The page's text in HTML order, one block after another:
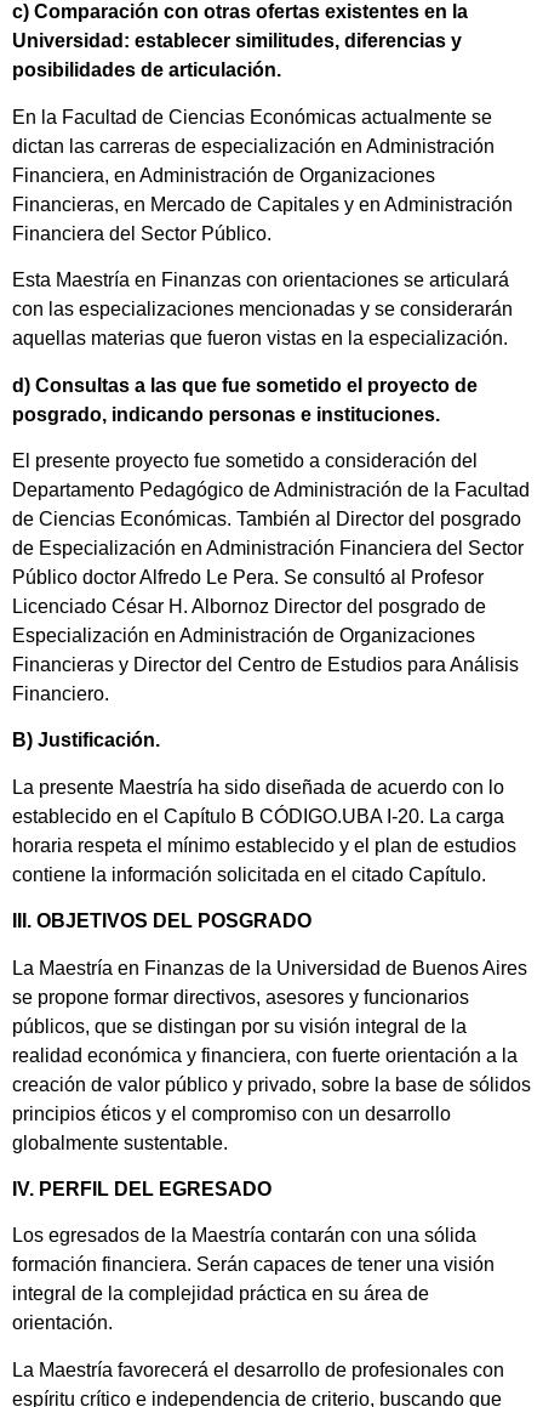
c) Comparación con otras ofertas existentes en la
Universidad: establecer similitudes, diferencias y
posibilidades de articulación.
En la Facultad de Ciencias Económicas actualmente se
dictan las carreras de especialización en Administración
Financiera, en Administración de Organizaciones
Financieras, en Mercado de Capitales y en Administración
Financiera del Sector Público.
Esta Maestría en Finanzas con orientaciones se articulará
con las especializaciones mencionadas y se considerarán
aquellas materias que fueron vistas en la especialización.
d) Consultas a las que fue sometido el proyecto de
posgrado, indicando personas e instituciones.
El presente proyecto fue sometido a consideración del
Departamento Pedagógico de Administración de la Facultad
de Ciencias Económicas. También al Director del posgrado
de Especialización en Administración Financiera del Sector
Público doctor Alfredo Le Pera. Se consultó al Profesor
Licenciado César H. Albornoz Director del posgrado de
Especialización en Administración de Organizaciones
Financieras y Director del Centro de Estudios para Análisis
Financiero.
B) Justificación.
La presente Maestría ha sido diseñada de acuerdo con lo
establecido en el Capítulo B CÓDIGO.UBA I-20. La carga
horaria respeta el mínimo establecido y el plan de estudios
contiene la información solicitada en el citado Capítulo.
III. OBJETIVOS DEL POSGRADO
La Maestría en Finanzas de la Universidad de Buenos Aires
se propone formar directivos, asesores y funcionarios
públicos, que se distingan por su visión integral de la
realidad económica y financiera, con fuerte orientación a la
creación de valor público y privado, sobre la base de sólidos
principios éticos y el compromiso con un desarrollo
globalmente sustentable.
IV. PERFIL DEL EGRESADO
Los egresados de la Maestría contarán con una sólida
formación financiera. Serán capaces de tener una visión
integral de la complejidad práctica en su área de
orientación.
La Maestría favorecerá el desarrollo de profesionales con
espíritu crítico e independencia de criterio, buscando que